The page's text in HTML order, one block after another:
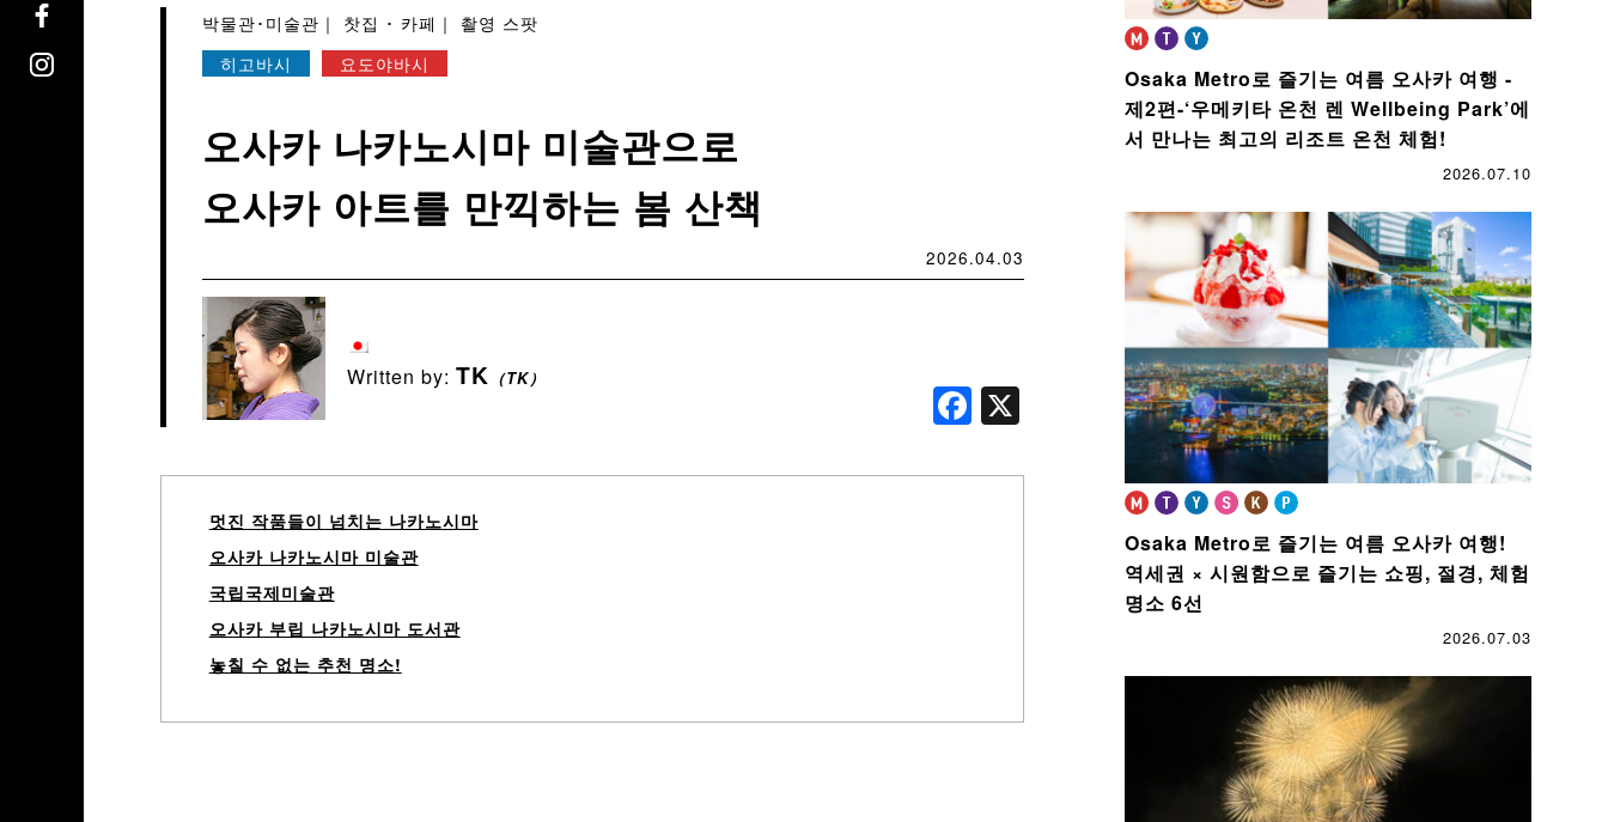
박물관･미술관 찻집 ･ 카페 촬영 스팟
히고바시 요도야바시
오사카 나카노시마 미술관으로
오사카 아트를 만끽하는 봄 산책
2026.04.03
Written by:TK （TK）
Facebook
멋진 작품들이 넘치는 나카노시마
오사카 나카노시마 미술관
국립국제미술관
오사카 부립 나카노시마 도서관
놓칠 수 없는 추천 명소!
Osaka Metro로 즐기는 여름 오사카 여행 -
제2편-‘우메키타 온천 렌 Wellbeing Park’에
서 만나는 최고의 리조트 온천 체험!
2026.07.10
Osaka Metro로 즐기는 여름 오사카 여행!
역세권 × 시원함으로 즐기는 쇼핑, 절경, 체험
명소 6선
2026.07.03